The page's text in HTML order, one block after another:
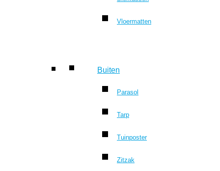
Vloermatten
Buiten
Parasol
Tarp
Tuinposter
Zitzak